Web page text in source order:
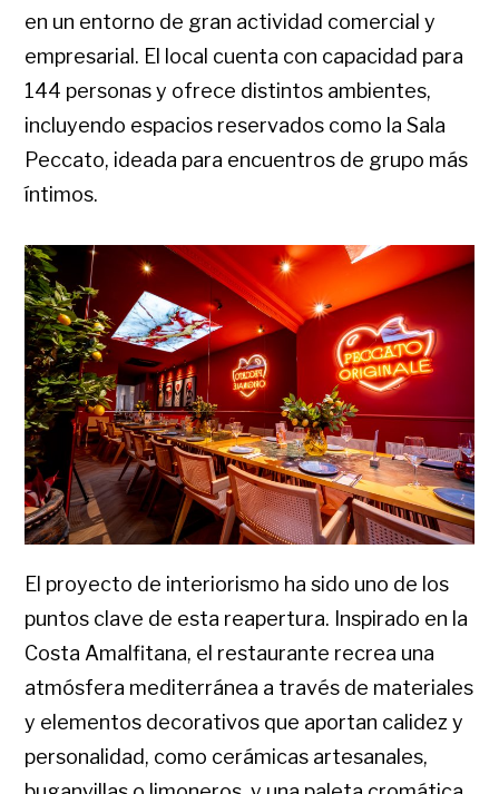
en un entorno de gran actividad comercial y
empresarial. El local cuenta con capacidad para
144 personas y ofrece distintos ambientes,
incluyendo espacios reservados como la Sala
Peccato, ideada para encuentros de grupo más
íntimos.
El proyecto de interiorismo ha sido uno de los
puntos clave de esta reapertura. Inspirado en la
Costa Amalfitana, el restaurante recrea una
atmósfera mediterránea a través de materiales
y elementos decorativos que aportan calidez y
personalidad, como cerámicas artesanales,